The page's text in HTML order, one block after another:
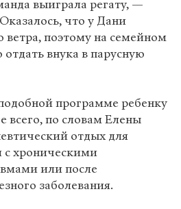
выиграла регату, —
что у Дани
ветра, поэтому на семейном
внука в парусную
программе ребенку
всего, по словам Елены
отдых для
с хроническими
или после
заболевания.